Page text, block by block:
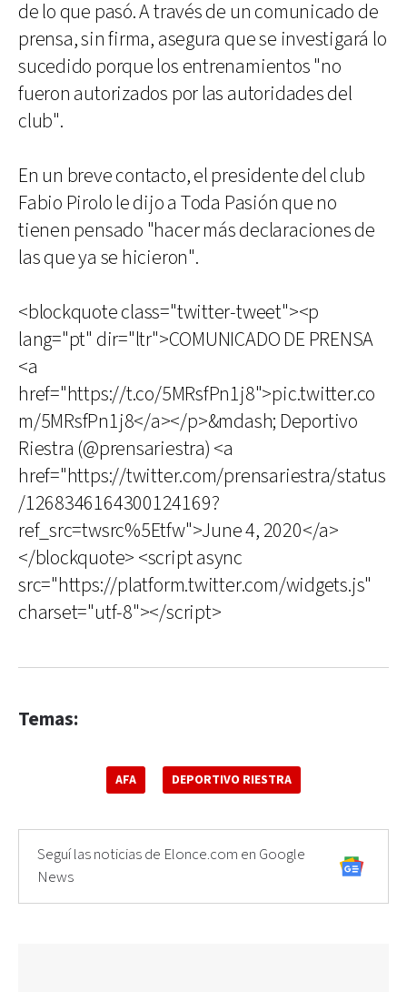
de lo que pasó. A través de un comunicado de
prensa, sin firma, asegura que se investigará lo
sucedido porque los entrenamientos "no
fueron autorizados por las autoridades del
club".
En un breve contacto, el presidente del club
Fabio Pirolo le dijo a Toda Pasión que no
tienen pensado "hacer más declaraciones de
las que ya se hicieron".
<blockquote class="twitter-tweet"><p
lang="pt" dir="ltr">COMUNICADO DE PRENSA
<a
href="https://t.co/5MRsfPn1j8">pic.twitter.co
m/5MRsfPn1j8</a></p>&mdash; Deportivo
Riestra (@prensariestra) <a
href="https://twitter.com/prensariestra/status
/1268346164300124169?
ref_src=twsrc%5Etfw">June 4, 2020</a>
</blockquote> <script async
src="https://platform.twitter.com/widgets.js"
charset="utf-8"></script>
Temas:
AFA DEPORTIVO RIESTRA
Seguí las noticias de Elonce.com en Google
News